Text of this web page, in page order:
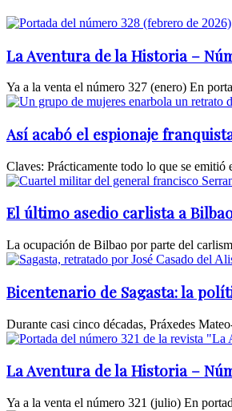
La Aventura de la Historia –
Ya a la venta el número 327 (enero) En
Así acabó el espionaje
Claves: Prácticamente todo lo que se
El último asedio carlista a
La ocupación de Bilbao por parte del
Bicentenario de Sagasta: la
Durante casi cinco décadas, Práxedes
La Aventura de la Historia –
Ya a la venta el número 321 (julio) En